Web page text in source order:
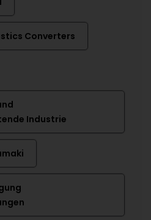
Converters
Industrie